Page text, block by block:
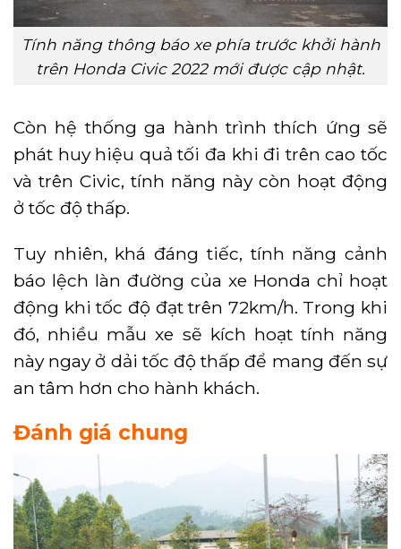
Tính năng thông báo xe phía trước khởi hành
trên Honda Civic 2022 mới được cập nhật.
Còn hệ thống ga hành trình thích ứng sẽ
phát huy hiệu quả tối đa khi đi trên cao tốc
và trên Civic, tính năng này còn hoạt động
ở tốc độ thấp.
Tuy nhiên, khá đáng tiếc, tính năng cảnh
báo lệch làn đường của xe Honda chỉ hoạt
động khi tốc độ đạt trên 72km/h. Trong khi
đó, nhiều mẫu xe sẽ kích hoạt tính năng
này ngay ở dải tốc độ thấp để mang đến sự
an tâm hơn cho hành khách.
Đánh giá chung